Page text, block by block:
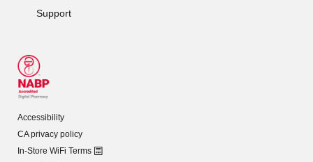
Support
Accessibility
CA privacy policy
In-Store WiFi Terms